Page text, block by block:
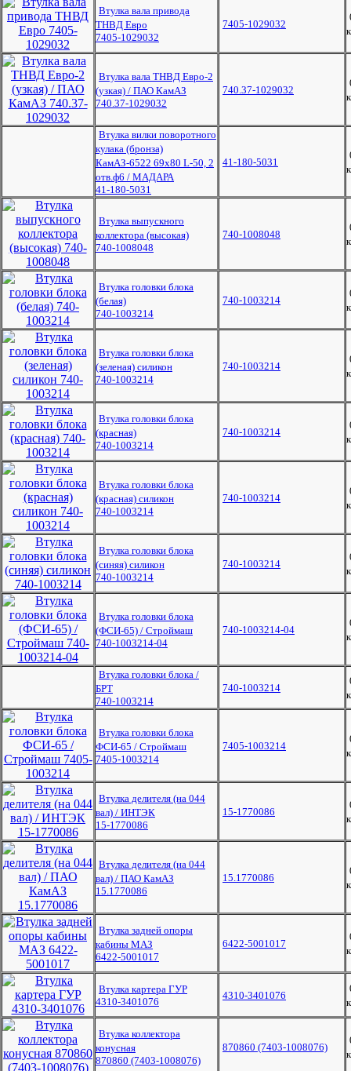
Втулка вала привода
ТНВД Евро
7405-1029032
7405-1029032
Втулка вала ТНВД Евро-2
(узкая) / ПАО КамАЗ
740.37-1029032
740.37-1029032
Втулка вилки поворотного
кулака (бронза)
КамАЗ-6522 69х80 L-50, 2
отв.ф6 / МАДАРА
41-180-5031
41-180-5031
Втулка выпускного
коллектора (высокая)
740-1008048
740-1008048
Втулка головки блока
(белая)
740-1003214
740-1003214
Втулка головки блока
(зеленая) силикон
740-1003214
740-1003214
Втулка головки блока
(красная)
740-1003214
740-1003214
Втулка головки блока
(красная) силикон
740-1003214
740-1003214
Втулка головки блока
(синяя) силикон
740-1003214
740-1003214
Втулка головки блока
(ФСИ-65) / Строймаш
740-1003214-04
740-1003214-04
Втулка головки блока /
БРТ
740-1003214
740-1003214
Втулка головки блока
ФСИ-65 / Строймаш
7405-1003214
7405-1003214
Втулка делителя (на 044
вал) / ИНТЭК
15-1770086
15-1770086
Втулка делителя (на 044
вал) / ПАО КамАЗ
15.1770086
15.1770086
Втулка задней опоры
кабины МАЗ
6422-5001017
6422-5001017
Втулка картера ГУР
4310-3401076
4310-3401076
Втулка коллектора
конусная
870860 (7403-1008076)
870860 (7403-1008076)